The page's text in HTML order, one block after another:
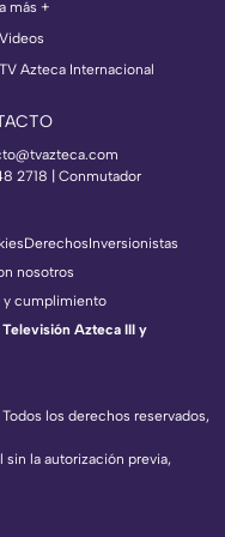
a más +
Videos
TV Azteca Internacional
2718 | Conmutador
los derechos reservados,
la autorización previa,
DerechosInversionistas
nosotros
y cumplimiento
Azteca III y